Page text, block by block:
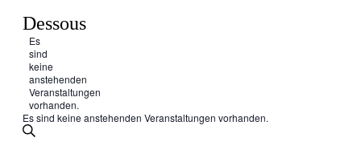
Dessous
Es
sind
keine
anstehenden
Veranstaltungen
vorhanden.
Es sind keine anstehenden Veranstaltungen vorhanden.
Veranstaltungen